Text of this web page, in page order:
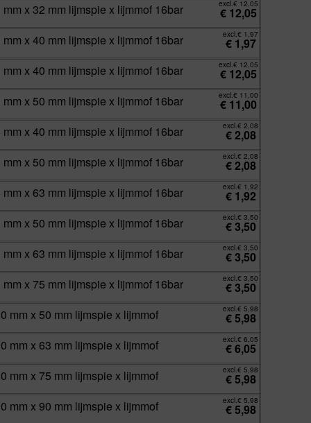
x 32 mm lijmspie x lijmmof 16bar excl.€ 12,05
€ 12,05
x 40 mm lijmspie x lijmmof 16bar excl.€ 1,97
€ 1,97
x 40 mm lijmspie x lijmmof 16bar excl.€ 12,05
€ 12,05
x 50 mm lijmspie x lijmmof 16bar excl.€ 11,00
€ 11,00
x 40 mm lijmspie x lijmmof 16bar excl.€ 2,08
€2,08
x 50 mm lijmspie x lijmmof 16bar excl.€ 2,08
€2,08
x 63 mm lijmspie x lijmmof 16bar excl.€ 1,92
€ 1,92
x 50 mm lijmspie x lijmmof 16bar excl.€ 3,50
€3,50
x 63 mm lijmspie x lijmmof 16bar excl.€ 3,50
€3,50
x 75 mm lijmspie x lijmmof 16bar excl.€ 3,50
€3,50
mm x 50 mm lijmspie x lijmmof excl.€ 5,98
€5,98
mm x 63 mm lijmspie x lijmmof excl.€ 6,05
€6,05
mm x 75 mm lijmspie x lijmmof excl.€ 5,98
€5,98
mm x 90 mm lijmspie x lijmmof excl.€ 5,98
€5,98